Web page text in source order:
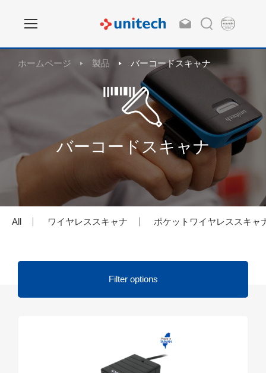
ホームページ 製品 バーコードスキャナ
バーコードスキャナ
All ワイヤレススキャナ ポケットワイヤレススキャ
Filter options